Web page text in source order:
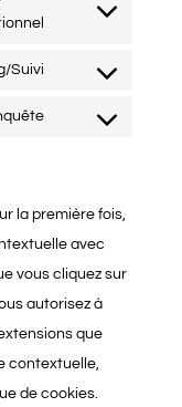
google-
service
Consent
service
facebook
Suivi
Consent
Consent
divers
la première fois,
avec
vous cliquez sur
autorisez à
que
contextuelle,
de cookies.